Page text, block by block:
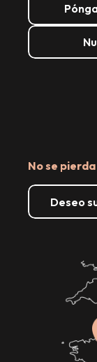
No se
Deseo